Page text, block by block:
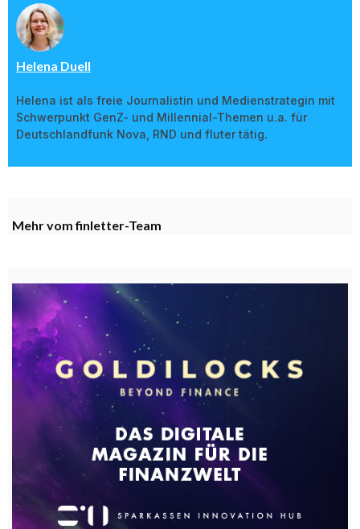
Helena Duell
Helena ist als freie Journalistin und Medienstrategin mit
Schwerpunkt GenZ- und Millennial-Themen u.a. für
Deutschlandfunk Nova, RND und fluter tätig.
Mehr vom finletter-Team